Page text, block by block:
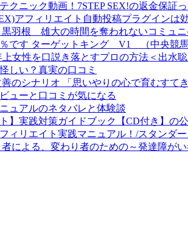
クニック動画！7STEP SEX!の返金保証
アフィリエイト自動投稿プラグインは
黒羽根 雄大の時間を奪われないコミュ
です ターゲットキング V1 （中央競
女性を口説き落とすプロの方法＜出水
しい？真実の口コミ
のシナリオ 「思いやりの心で育むすて
ューと口コミが気になる
ュアルのネタバレと体験談
ト】実践対策ガイドブック【CD付き】
ィリエイト実践マニュアル！/スタンダ
による、変わり者のための～発達障が